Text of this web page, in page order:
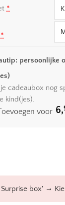
*
*
persoonlijke
je cadeaubox nog
kind(jes).
voor 6,
box' →